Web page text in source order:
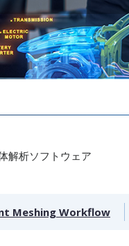
解析ソフトウェア
Meshing Workflow